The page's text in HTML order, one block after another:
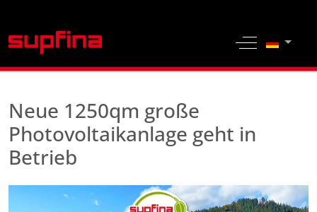
Off-Canvas
Sprache
Neue 1250qm große
Photovoltaikanlage geht in
Betrieb